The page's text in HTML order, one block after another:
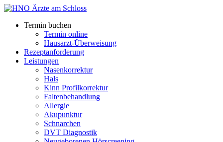
Termin buchen
Termin online
Hausarzt-Überweisung
Rezeptanforderung
Leistungen
Nasenkorrektur
Hals
Kinn Profilkorrektur
Faltenbehandlung
Allergie
Akupunktur
Schnarchen
DVT Diagnostik